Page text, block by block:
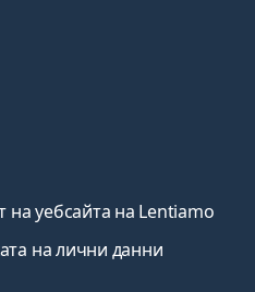
на уебсайта на Lentiamo
на лични данни